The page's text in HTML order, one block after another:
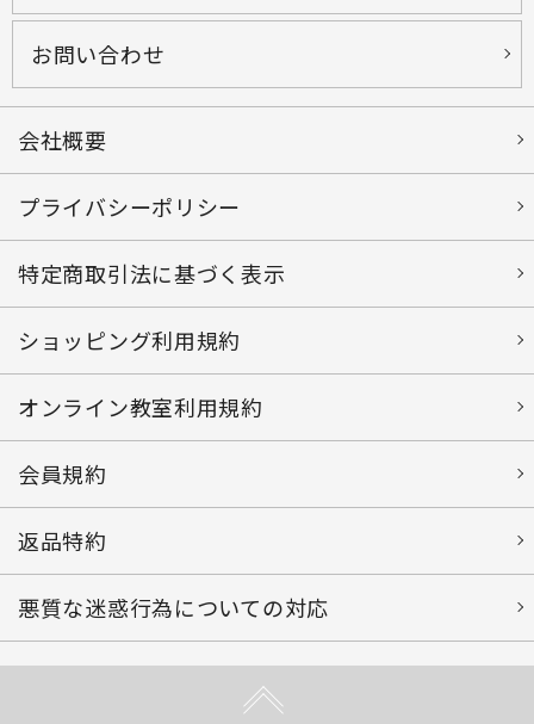
お問い合わせ
会社概要
プライバシーポリシー
特定商取引法に基づく表示
ショッピング利用規約
オンライン教室利用規約
会員規約
返品特約
悪質な迷惑行為についての対応